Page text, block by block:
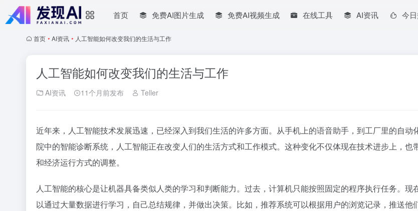
首页 免费AI图片生成 免费AI视频生成 在线工具 AI资讯 今
首页 • AI资讯 • 人工智能如何改变我们的生活与工作
人工智能如何改变我们的生活与工作
AI资讯 11个月前发布 Teller
近年来，人工智能技术发展迅速，已经深入到我们生活的许多方面。从手机上的语音助手，到工厂里的自动
院中的智能诊断系统，人工智能正在改变人们的生活方式和工作模式。这种变化不仅体现在技术进步上，也
和经济运行方式的调整。
人工智能的核心是让机器具备类似人类的学习和判断能力。过去，计算机只能按照固定的程序执行任务。现
以通过大量数据进行学习，自己总结规律，并做出决策。比如，推荐系统可以根据用户的浏览记录，推送他